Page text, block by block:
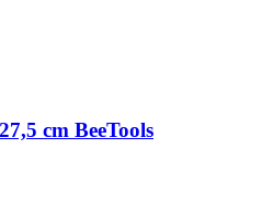
cm BeeTools